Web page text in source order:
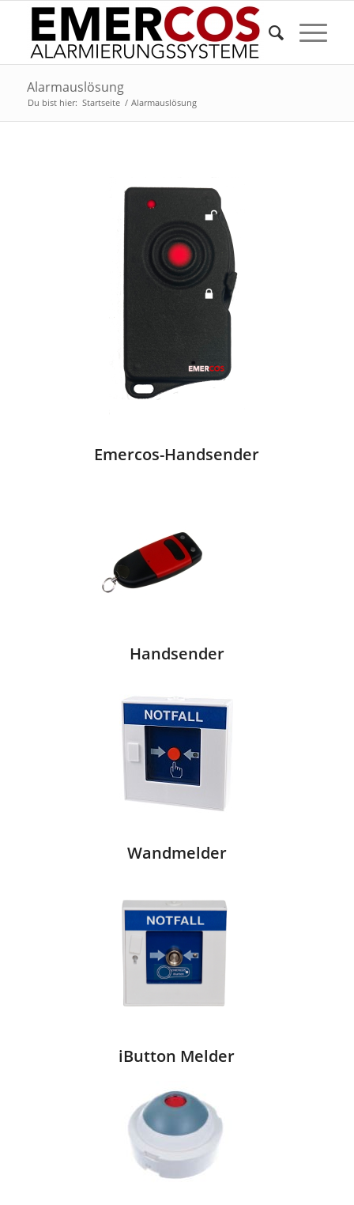
Alarmauslösung
Du bist hier: Startseite / Alarmauslösung
Emercos-Handsender
Handsender
Wandmelder
iButton Melder